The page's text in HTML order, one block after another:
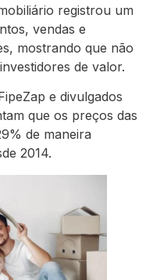
registrou um
vendas e
mostrando que não
de valor.
e divulgados
que os preços das
de maneira
2014.